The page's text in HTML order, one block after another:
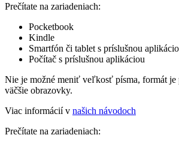
Prečítate na zariadeniach:
Pocketbook
Kindle
Smartfón či tablet s príslušnou
Počítač s príslušnou aplikáciou
Nie je možné meniť veľkosť písma, formát je
väčšie obrazovky.
Viac informácií v našich návodoch
Prečítate na zariadeniach: